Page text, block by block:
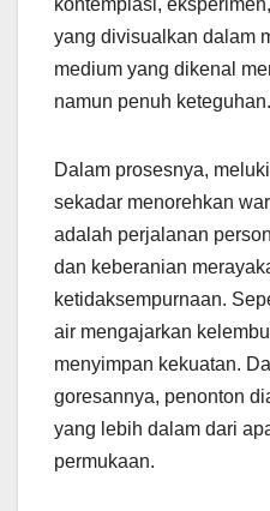
kontemplasi,
yang divisualkan dalam
medium yang dikenal
namun penuh keteguhan.
Dalam prosesnya,
sekadar menorehkan
adalah perjalanan
dan keberanian
ketidaksempurnaan.
air mengajarkan
menyimpan kekuatan.
goresannya, penonton
yang lebih dalam dari
permukaan.